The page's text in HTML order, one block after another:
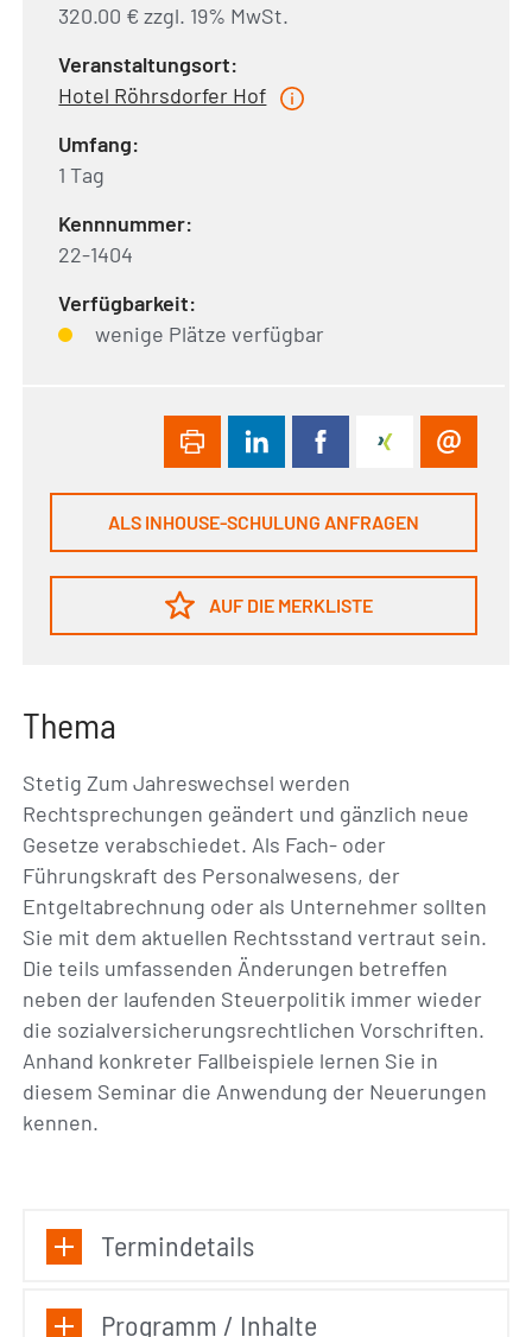
320.00 € zzgl. 19% MwSt.
Veranstaltungsort:
Hotel Röhrsdorfer Hof
Umfang:
1 Tag
Kennnummer:
22-1404
Verfügbarkeit:
wenige Plätze verfügbar
ALS INHOUSE-SCHULUNG ANFRAGEN
AUF DIE MERKLISTE
Thema
Stetig Zum Jahreswechsel werden
Rechtsprechungen geändert und gänzlich neue
Gesetze verabschiedet. Als Fach- oder
Führungskraft des Personalwesens, der
Entgeltabrechnung oder als Unternehmer sollten
Sie mit dem aktuellen Rechtsstand vertraut sein.
Die teils umfassenden Änderungen betreffen
neben der laufenden Steuerpolitik immer wieder
die sozialversicherungsrechtlichen Vorschriften.
Anhand konkreter Fallbeispiele lernen Sie in
diesem Seminar die Anwendung der Neuerungen
kennen.
Termindetails
Programm / Inhalte